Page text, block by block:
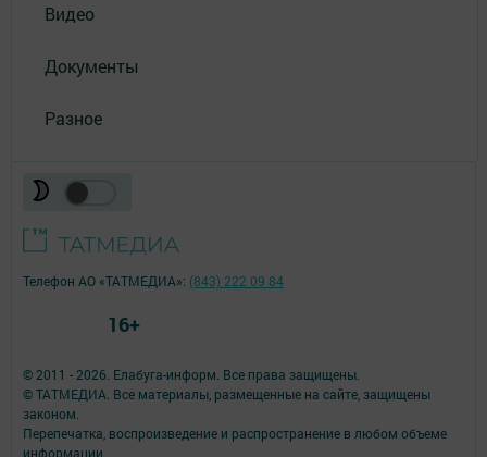
Видео
Документы
Разное
© 2011 - 2026. Елабуга-информ. Все права защищены.
© ТАТМЕДИА. Все материалы, размещенные на сайте, защищены
законом.
Перепечатка, воспроизведение и распространение в любом объеме
информации,
Телефон АО «ТАТМЕДИА»: (843) 222 09 84
16+